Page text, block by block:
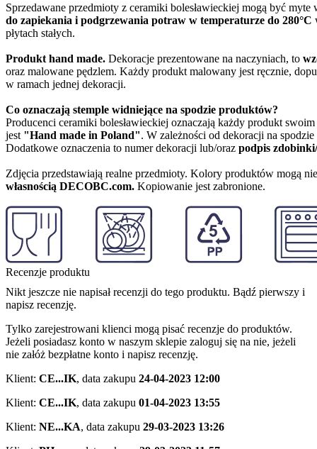
Sprzedawane przedmioty z ceramiki bolesławieckiej mogą być
do zapiekania i podgrzewania potraw w temperaturze do 280°C
płytach stałych.
Produkt hand made. Dekoracje prezentowane na naczyniach, to
oraz malowane pędzlem. Każdy produkt malowany jest ręcznie,
w ramach jednej dekoracji.
Co oznaczają stemple widniejące na spodzie produktów?
Producenci ceramiki bolesławieckiej oznaczają każdy produkt swoim
jest "Hand made in Poland". W zależności od dekoracji na
Dodatkowe oznaczenia to numer dekoracji lub/oraz podpis
Zdjęcia przedstawiają realne przedmioty. Kolory produktów mogą
własnością DECOBC.com. Kopiowanie jest zabronione.
Recenzje produktu
Nikt jeszcze nie napisał recenzji do tego produktu. Bądź pierwszy i
napisz recenzję.
Tylko zarejestrowani klienci mogą pisać recenzje do produktów.
Jeżeli posiadasz konto w naszym sklepie zaloguj się na nie, jeżeli
nie załóż bezpłatne konto i napisz recenzję.
Klient: CE...IK, data zakupu 24-04-2023 12:00
Klient: CE...IK, data zakupu 01-04-2023 13:55
Klient: NE...KA, data zakupu 29-03-2023 13:26